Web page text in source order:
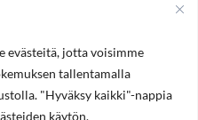
evästeitä, jotta voisimme
tallentamalla
"Hyväksy kaikki"-nappia
käytön.
welcome you to our Tampere
ALENNUKSEN